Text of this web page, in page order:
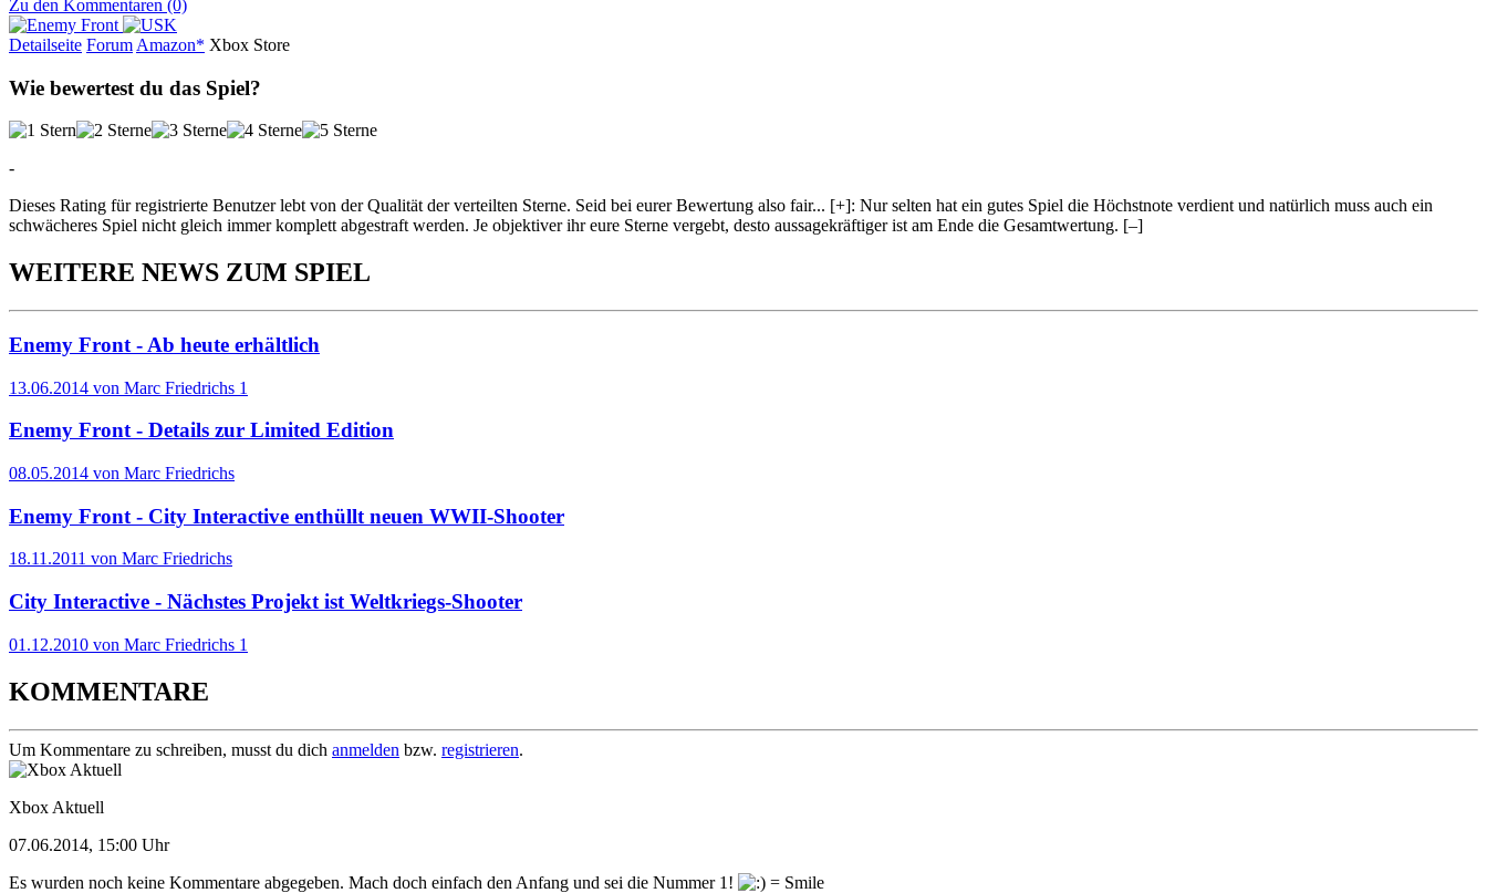
Zu den Kommentaren (0)
Detailseite Forum Amazon* Xbox Store
Wie bewertest du das Spiel?
-
Dieses Rating für registrierte Benutzer lebt von der Qualität der verteilten Sterne. Seid bei eurer Bewertung also fair... [+]: Nur selten hat ein gutes Spiel die Höchstnote verdient und natürlich muss auch ein
schwächeres Spiel nicht gleich immer komplett abgestraft werden. Je objektiver ihr eure Sterne vergebt, desto aussagekräftiger ist am Ende die Gesamtwertung. [–]
WEITERE NEWS ZUM SPIEL
Enemy Front - Ab heute erhältlich
13.06.2014 von Marc Friedrichs 1
Enemy Front - Details zur Limited Edition
08.05.2014 von Marc Friedrichs
Enemy Front - City Interactive enthüllt neuen WWII-Shooter
18.11.2011 von Marc Friedrichs
City Interactive - Nächstes Projekt ist Weltkriegs-Shooter
01.12.2010 von Marc Friedrichs 1
KOMMENTARE
Um Kommentare zu schreiben, musst du dich anmelden bzw. registrieren.
Xbox Aktuell
07.06.2014, 15:00 Uhr
Es wurden noch keine Kommentare abgegeben. Mach doch einfach den Anfang und sei die Nummer 1!